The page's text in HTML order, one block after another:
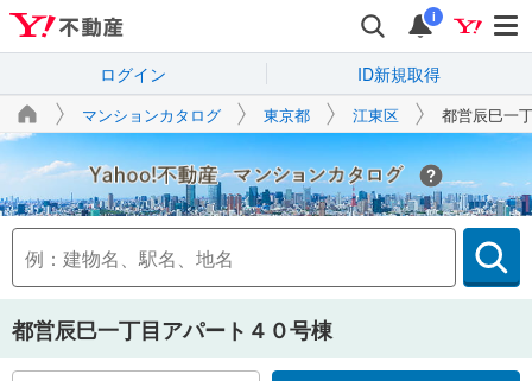
i
ログイン ID新規取得
マンションカタログ 東京都 江東区 都営辰巳一
Yahoo!不動産
都営辰巳一丁目アパート４０号棟